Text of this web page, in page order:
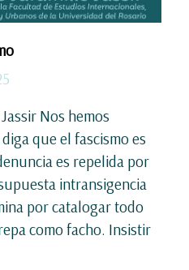
Nos hemos
que el fascismo es
es repelida por
intransigencia
por catalogar todo
como facho. Insistir